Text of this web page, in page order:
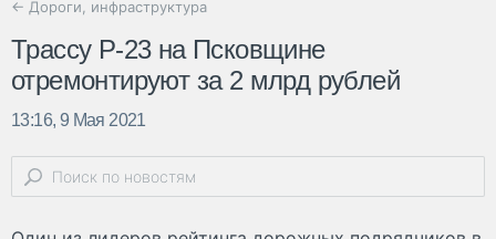
← Дороги, инфраструктура
Трассу Р-23 на Псковщине
отремонтируют за 2 млрд рублей
13:16, 9 Мая 2021